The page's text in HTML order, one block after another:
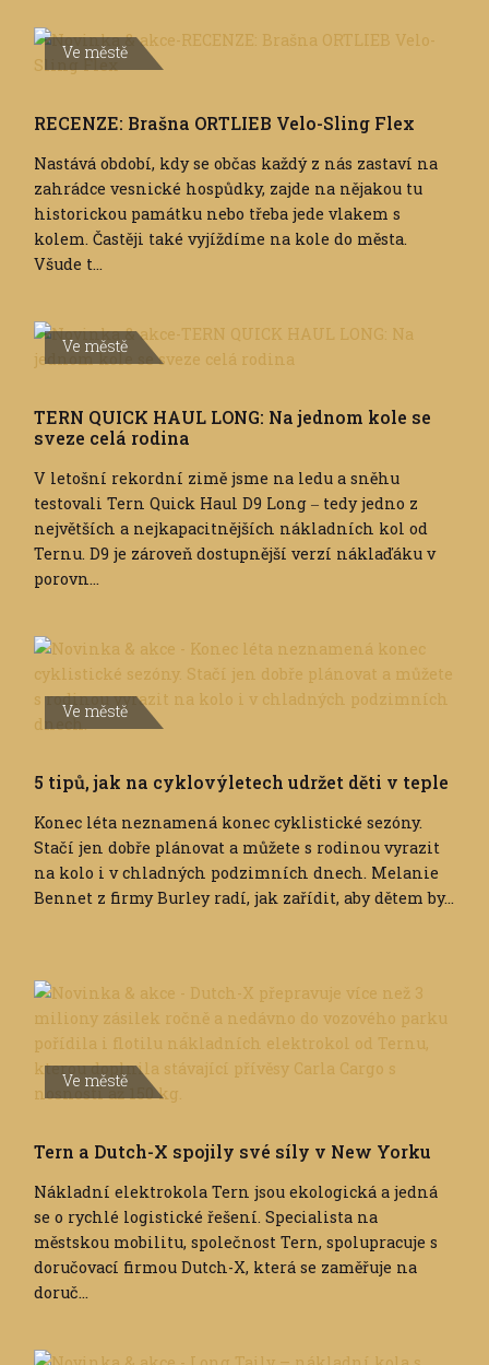
Ve městě
RECENZE: Brašna ORTLIEB Velo-Sling Flex
Nastává období, kdy se občas každý z nás zastaví na
zahrádce vesnické hospůdky, zajde na nějakou tu
historickou památku nebo třeba jede vlakem s
kolem. Častěji také vyjíždíme na kole do města.
Všude t...
Ve městě
TERN QUICK HAUL LONG: Na jednom kole se
sveze celá rodina
V letošní rekordní zimě jsme na ledu a sněhu
testovali Tern Quick Haul D9 Long ‒ tedy jedno z
největších a nejkapacitnějších nákladních kol od
Ternu. D9 je zároveň dostupnější verzí náklaďáku v
porovn...
Ve městě
5 tipů, jak na cyklovýletech udržet děti v teple
Konec léta neznamená konec cyklistické sezóny.
Stačí jen dobře plánovat a můžete s rodinou vyrazit
na kolo i v chladných podzimních dnech. Melanie
Bennet z firmy Burley radí, jak zařídit, aby dětem by...
Ve městě
Tern a Dutch-X spojily své síly v New Yorku
Nákladní elektrokola Tern jsou ekologická a jedná
se o rychlé logistické řešení. Specialista na
městskou mobilitu, společnost Tern, spolupracuje s
doručovací firmou Dutch-X, která se zaměřuje na
doruč...